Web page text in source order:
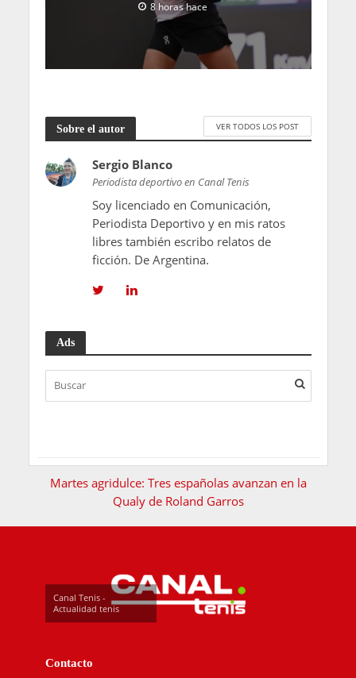
8 horas hace
Sobre el autor VER TODOS LOS POST
Sergio Blanco
Periodista deportivo en Canal Tenis
Soy licenciado en Comunicación,
Periodista Deportivo y en mis ratos
libres también escribo relatos de
ficción. De Argentina.
Ads
Martes agridulce: Tres españolas avanzan en la
Qualy de Roland Garros
Canal Tenis -
Actualidad tenis
Contacto